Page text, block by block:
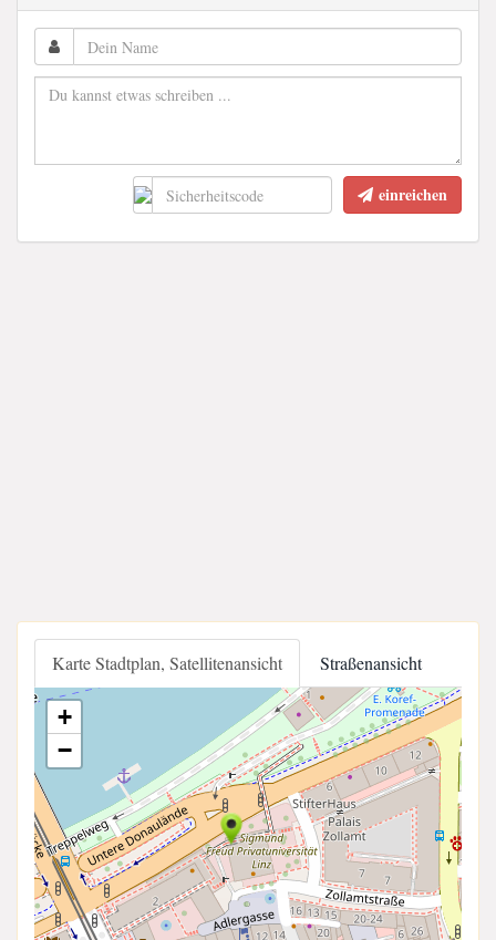
einreichen
Karte Stadtplan, Satellitenansicht Straßenansicht
+
−